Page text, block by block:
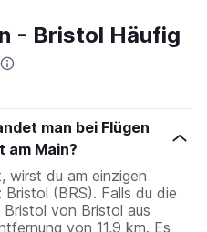
- Bristol Häufig
man bei Flügen
am Main?
wirst du am einzigen
(BRS). Falls du die
von Bristol aus
von 11,9 km. Es